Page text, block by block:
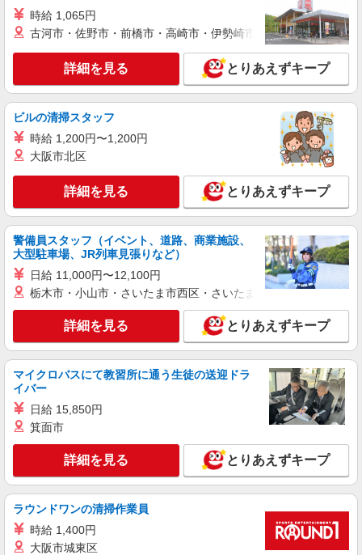
キープ 詳細を見る
コンパスグループ・ジャパン株式会社 21692_f
調理師【正社員】
月給27万円〜29万円 試用期間中 月給27万円〜
29万円(試用期間3ヶ月) 残業が発生した場合、残業
代を1分単位で別途支給します。 ※給与は経験や
前職給与に応じて決定します。
ＳＵＢＡＲＵ太田 第3食堂 （群馬県太田市ス
キープ 詳細を見る
アルバイト パート
コンパスグループ・ジャパン株式会社 21692_p
調理員【アルバイト・パート】
時給1,400円以上 試用期間中 時給1,400円以上
(試用期間2ヶ月) 残業が発生した場合、残業代を1
分単位で別途支給します。
ＳＵＢＡＲＵ太田 第3食堂 （群馬県太田市ス
バル町1-1）
詳細を見る
アルバイト
コンパスグループ・ジャパン株式会社 39635_p
調理師【アルバイト・パート】
時給1,500円以上 試用期間中 時給1,500円以上
(試用期間2ヶ月) 残業が発生した場合、残業代を1
分単位で別途支給します。
介護老人保健施設ふじあく光荘 （群馬県太田
時給 1,065円
古河市・佐野市・前橋市・高崎市・伊勢崎市・太田市・館林市
詳細を見る とりあえずキープ
ビルの清掃スタッフ
時給 1,200円〜1,200円
大阪市北区
詳細を見る とりあえずキープ
警備員スタッフ（イベント、道路、商業施設、
大型駐車場、JR列車見張りなど）
日給 11,000円〜12,100円
栃木市・小山市・さいたま市西区・さいたま市岩槻区・久喜市・
詳細を見る とりあえずキープ
マイクロバスにて教習所に通う生徒の送迎ドラ
イバー
日給 15,850円
箕面市
詳細を見る とりあえずキープ
ラウンドワンの清掃作業員
時給 1,400円
大阪市城東区